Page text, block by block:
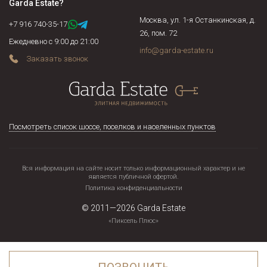
Garda Estate?
+7 916 740-35-17
Ежедневно с 9:00 до 21:00
Заказать звонок
Москва, ул. 1-я Останкинская, д.
26, пом. 72
info@garda-estate.ru
Посмотреть список шоссе, поселков и населенных пунктов
Вся информация на сайте носит только информационный характер и не
является публичной офертой.
Политика конфиденциальности
© 2011—2026 Garda Estate
«Пиксель Плюс»